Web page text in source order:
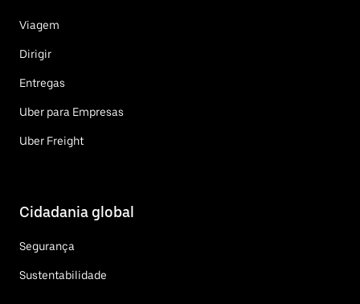
Viagem
Dirigir
Entregas
Uber para Empresas
Uber Freight
Cidadania global
Segurança
Sustentabilidade